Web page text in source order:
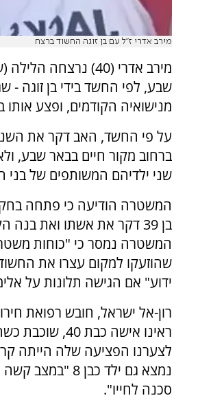
מירב אדרי ז"ל עם בן זוגה החשוד ברצח
מירב אדרי (40)
מנישואיה הקודמים, ופצע
על פי החשד, האב דקר את
ברחוב מקור חיים בבאר שבע,
שני ילדיהם המשותפים של בני הזוג - בת 3 ובן
המשטרה הודיעה כי פתחה
בן 39 דקר את אשתו ואת
המשטרה נמסר כי "כוחות
שהוזעקו למקום עצרו את
ידוע" אם הגישה תלונות על
רון-אל ישראל, חובש רפואת
ראינו אישה
לצערנו הפציעה שלה הייתה
נמצא גם ילד
סכנה לחייו".